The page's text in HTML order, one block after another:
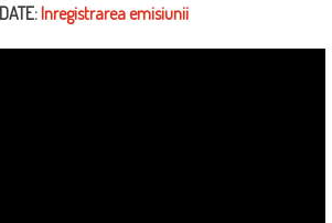
Inregistrarea emisiunii